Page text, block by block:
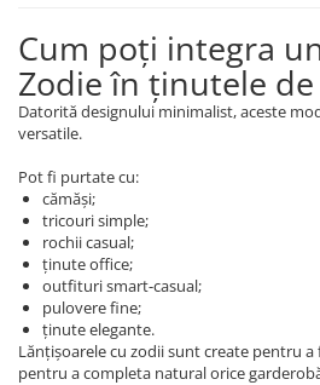
Cum poți integra
Zodie în ținutele de
Datorită designului minimalist, aceste
versatile.
Pot fi purtate cu:
cămăși;
tricouri simple;
rochii casual;
ținute office;
outfituri smart-casual;
pulovere fine;
ținute elegante.
Lănțișoarele cu zodii sunt create pentru
pentru a completa natural orice